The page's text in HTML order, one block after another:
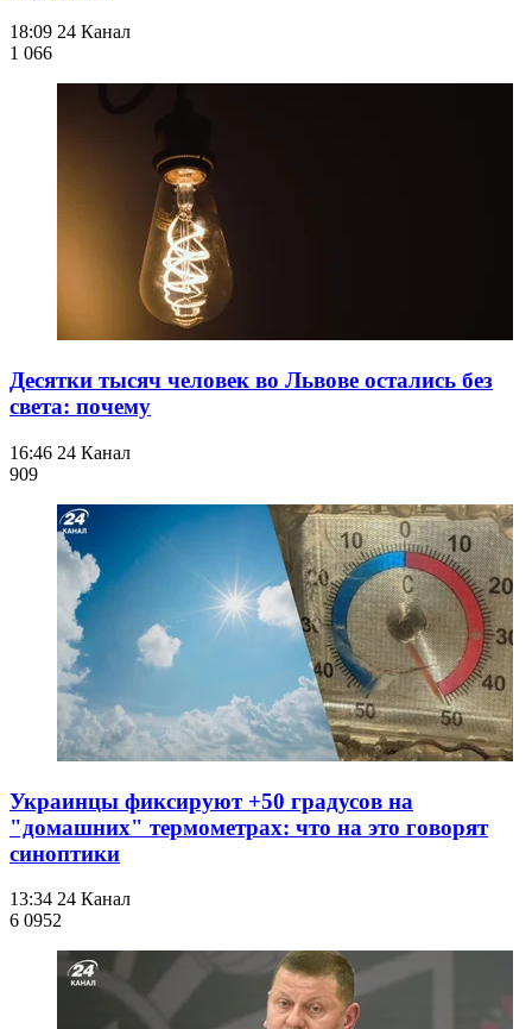
18:09 24 Канал
1 066
Десятки тысяч человек во Львове остались без
света: почему
16:46 24 Канал
909
Украинцы фиксируют +50 градусов на
"домашних" термометрах: что на это говорят
синоптики
13:34 24 Канал
6 0952